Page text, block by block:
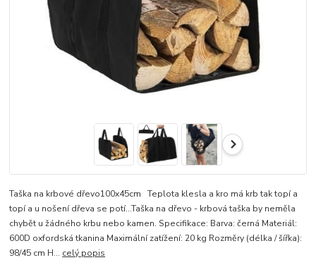
Taška na krbové dřevo100x45cm Teplota klesla a kro má krb tak topí a
topí a u nošení dřeva se potí...Taška na dřevo - krbová taška by neměla
chybět u žádného krbu nebo kamen. Specifikace: Barva: černá Materiál:
600D oxfordská tkanina Maximální zatížení: 20 kg Rozměry (délka / šířka):
98/45 cm H... celý popis